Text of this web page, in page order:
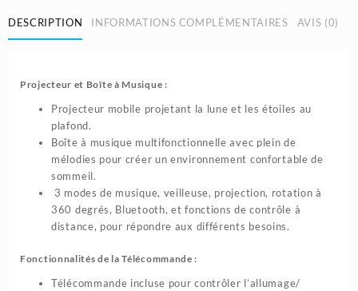
DESCRIPTION INFORMATIONS COMPLÉMENTAIRES AVIS (0)
Projecteur et Boîte à Musique :
Projecteur mobile projetant la lune et les étoiles au
plafond.
Boîte à musique multifonctionnelle avec plein de
mélodies pour créer un environnement confortable de
sommeil.
3 modes de musique, veilleuse, projection, rotation à
360 degrés, Bluetooth, et fonctions de contrôle à
distance, pour répondre aux différents besoins.
Fonctionnalités de la Télécommande :
Télécommande incluse pour contrôler l’allumage/